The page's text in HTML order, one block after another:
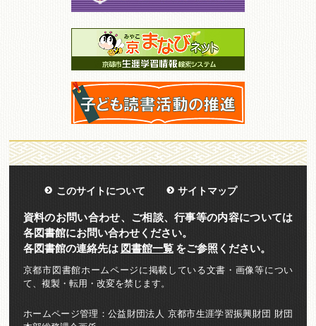
このサイトについて サイトマップ
資料のお問い合わせ、ご相談、行事等の内容については
各図書館にお問い合わせください。
各図書館の連絡先は 図書館一覧をご参照ください。
京都市図書館ホームページに掲載している文書・画像等につい
て、複製・転用・改変を禁じます。
ホームページ管理：公益財団法人 京都市生涯学習振興財団 財団